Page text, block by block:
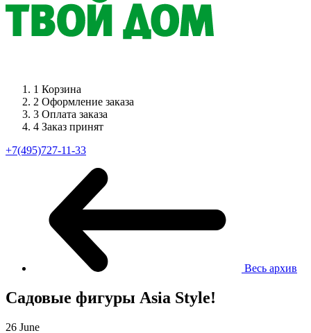
1 Корзина
2 Оформление заказа
3 Оплата заказа
4 Заказ принят
+7(495)727-11-33
Весь архив
Садовые фигуры Asia Style!
26 June